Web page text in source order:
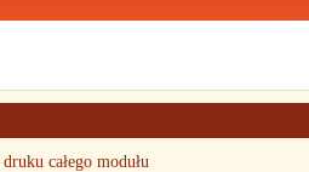
całego modułu